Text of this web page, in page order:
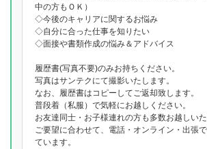
中の方もＯＫ）
◇今後のキャリアに関するお悩み
◇自分に合った仕事を知りたい
◇面接や書類作成の悩み＆アドバイス
履歴書(写真不要)のみお持ちください。
写真はサンテクにて撮影いたします。
なお、履歴書はコピーしてご返却致します。
普段着（私服）で気軽にお越しください。
お友達同士・お子様連れの方も多数お越しいた
ご要望に合わせて、電話・オンライン・出張
ています。